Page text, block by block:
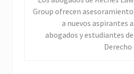
s
e
Group ofrecen asesoramiento
a nuevos aspirantes a
abogados y estudiantes de
Derecho